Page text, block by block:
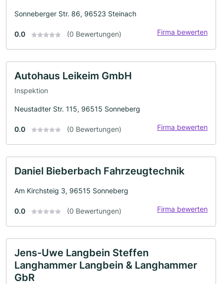
Sonneberger Str. 86, 96523 Steinach
0.0 (0 Bewertungen) Firma bewerten
Autohaus Leikeim GmbH
Inspektion
Neustadter Str. 115, 96515 Sonneberg
0.0 (0 Bewertungen) Firma bewerten
Daniel Bieberbach Fahrzeugtechnik
Am Kirchsteig 3, 96515 Sonneberg
0.0 (0 Bewertungen) Firma bewerten
Jens-Uwe Langbein Steffen
Langhammer Langbein & Langhammer
GbR